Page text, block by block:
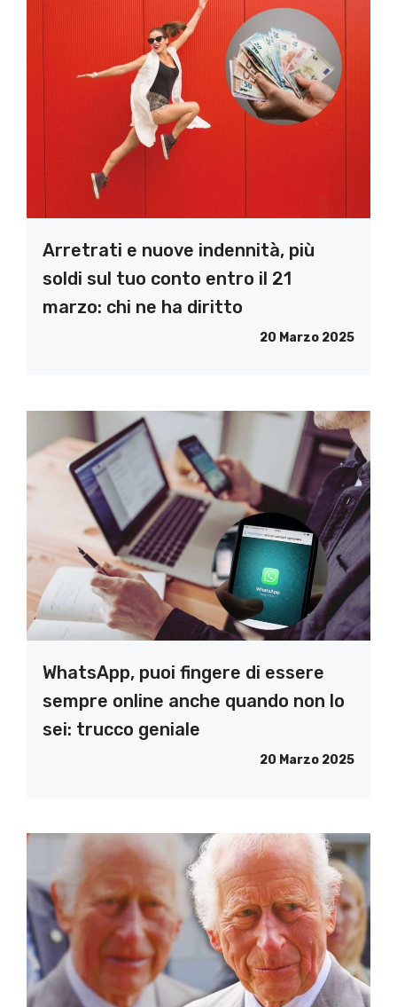
Arretrati e nuove indennità, più
soldi sul tuo conto entro il 21
marzo: chi ne ha diritto
20 Marzo 2025
WhatsApp, puoi fingere di essere
sempre online anche quando non lo
sei: trucco geniale
20 Marzo 2025